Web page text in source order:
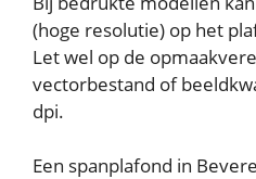
(hoge resolutie) op het
Let wel op de
vectorbestand of
dpi.
Een spanplafond in